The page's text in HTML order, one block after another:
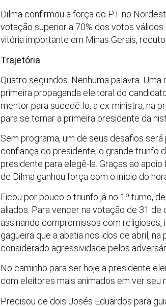
Dilma confirmou a força do PT no
votação superior a 70% dos votos
vitória importante em Minas Gerais,
Trajetória
Quatro segundos. Nenhuma palavra.
primeira propaganda eleitoral do
mentor para sucedê-lo, a ex-ministra, na
para se tornar a primeira presidente da
Sem programa, um de seus desafios
confiança do presidente, o grande trunfo
presidente para elegê-la. Graças ao apoio
de Dilma ganhou força com o início do
Ficou por pouco o triunfo já no 1º turno,
aliados. Para vencer na votação de 31
assinando compromissos com religiosos,
gagueira que a abatia nos idos de abril,
considerado agressividade pelos
No caminho para ser hoje a presidente
com eleitores mais animados em ver seu
Precisou de dois Josés Eduardos para